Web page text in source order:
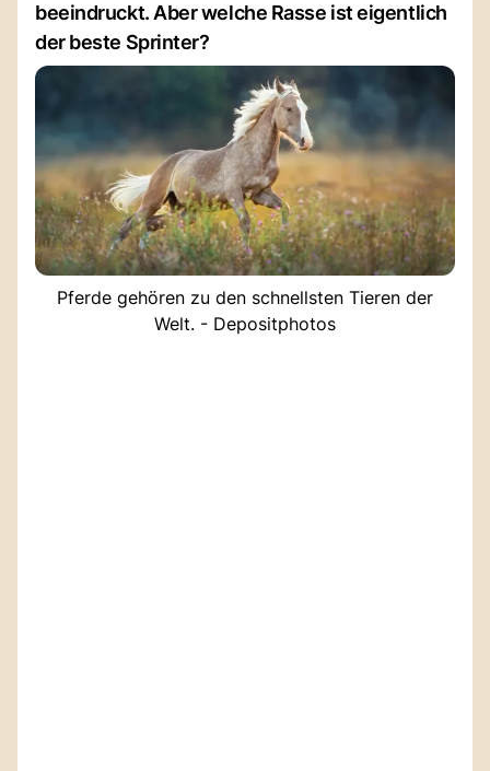
beeindruckt. Aber welche Rasse ist eigentlich
der beste Sprinter?
Pferde gehören zu den schnellsten Tieren der
Welt. - Depositphotos